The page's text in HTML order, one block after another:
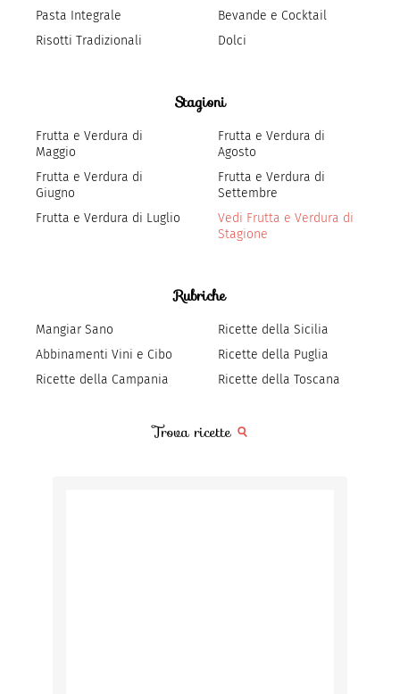
Pasta Integrale
Risotti Tradizionali
Bevande e Cocktail
Dolci
Stagioni
Frutta e Verdura di
Maggio
Frutta e Verdura di
Giugno
Frutta e Verdura di Luglio
Frutta e Verdura di
Agosto
Frutta e Verdura di
Settembre
Vedi Frutta e Verdura di
Stagione
Rubriche
Mangiar Sano
Abbinamenti Vini e Cibo
Ricette della Campania
Ricette della Sicilia
Ricette della Puglia
Ricette della Toscana
Trova ricette